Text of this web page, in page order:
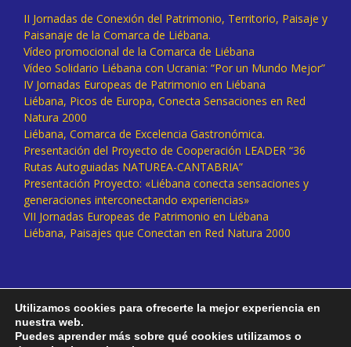
II Jornadas de Conexión del Patrimonio, Territorio, Paisaje y
Paisanaje de la Comarca de Liébana.
Vídeo promocional de la Comarca de Liébana
Vídeo Solidario Liébana con Ucrania: “Por un Mundo Mejor”
IV Jornadas Europeas de Patrimonio en Liébana
Liébana, Picos de Europa, Conecta Sensaciones en Red
Natura 2000
Liébana, Comarca de Excelencia Gastronómica.
Presentación del Proyecto de Cooperación LEADER “36
Rutas Autoguiadas NATUREA-CANTABRIA”
Presentación Proyecto: «Liébana conecta sensaciones y
generaciones interconectando experiencias»
VII Jornadas Europeas de Patrimonio en Liébana
Liébana, Paisajes que Conectan en Red Natura 2000
Utilizamos cookies para ofrecerte la mejor experiencia en
nuestra web.
Puedes aprender más sobre qué cookies utilizamos o